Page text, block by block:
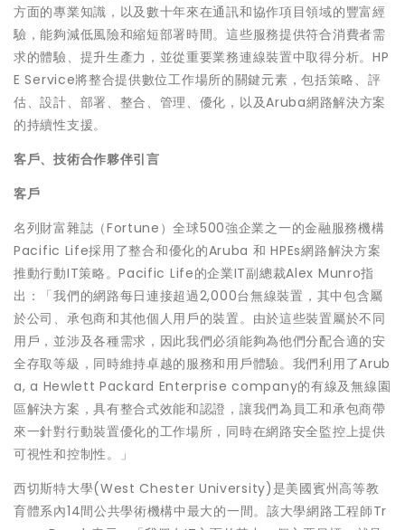
方面的專業知識，以及數十年來在通訊和協作項目領域的豐富經
驗，能夠減低風險和縮短部署時間。這些服務提供符合消費者需
求的體驗、提升生產力，並從重要業務連線裝置中取得分析。HP
E Service將整合提供數位工作場所的關鍵元素，包括策略、評
估、設計、部署、整合、管理、優化，以及Aruba網路解決方案
的持續性支援。
客戶、技術合作夥伴引言
客戶
名列財富雜誌（Fortune）全球500強企業之一的金融服務機構
Pacific Life採用了整合和優化的Aruba 和 HPEs網路解決方案
推動行動IT策略。Pacific Life的企業IT副總裁Alex Munro指
出：「我們的網路每日連接超過2,000台無線裝置，其中包含屬
於公司、承包商和其他個人用戶的裝置。由於這些裝置屬於不同
用戶，並涉及各種需求，因此我們必須能夠為他們分配合適的安
全存取等級，同時維持卓越的服務和用戶體驗。我們利用了Arub
a, a Hewlett Packard Enterprise company的有線及無線園
區解決方案，具有整合式效能和認證，讓我們為員工和承包商帶
來一針對行動裝置優化的工作場所，同時在網路安全監控上提供
可視性和控制性。」
西切斯特大學(West Chester University)是美國賓州高等教
育體系內14間公共學術機構中最大的一間。該大學網路工程師Tr